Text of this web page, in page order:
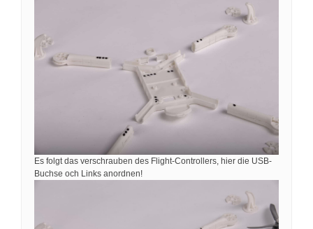
Es folgt das verschrauben des Flight-Controllers, hier die USB-
Buchse och Links anordnen!